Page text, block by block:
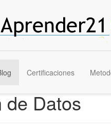
Certificaciones
de Datos